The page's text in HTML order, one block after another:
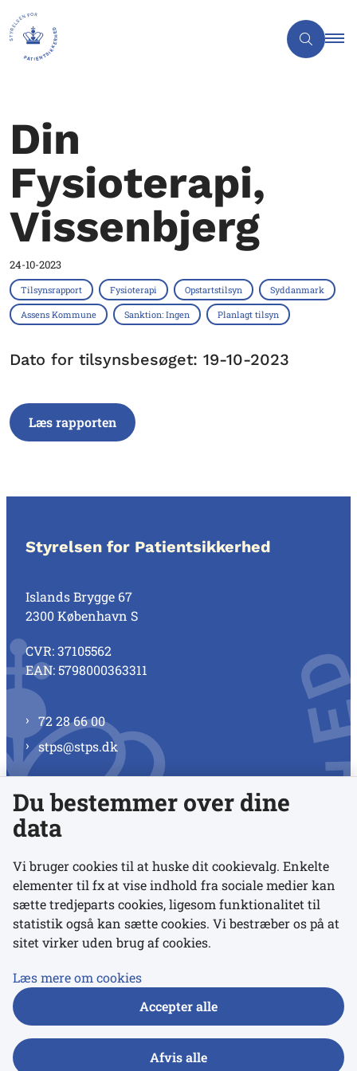
Din
Fysioterapi,
Vissenbjerg
24-10-2023
Tilsynsrapport Fysioterapi Opstartstilsyn Syddanmark
Assens Kommune Sanktion: Ingen Planlagt tilsyn
Dato for tilsynsbesøget: 19-10-2023
Læs rapporten
Styrelsen for Patientsikkerhed
Islands Brygge 67
2300 København S
CVR: 37105562
EAN: 5798000363311
72 28 66 00
stps@stps.dk
Se alle kontaktnumre
Links
Udgivelser
Du bestemmer over dine
data
Vi bruger cookies til at huske dit cookievalg. Enkelte
elementer til fx at vise indhold fra sociale medier kan
sætte tredjeparts cookies, ligesom funktionalitet til
statistik også kan sætte cookies. Vi bestræber os på at
sitet virker uden brug af cookies.
Læs mere om cookies
Accepter alle
Afvis alle